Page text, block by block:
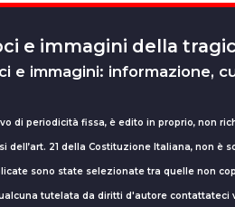
e immagini della
e immagini: informazione,
di periodicità fissa, è edito in proprio, non
dell’art. 21 della Costituzione Italiana, non
sono state selezionate tra quelle non
tutelata da diritti d'autore